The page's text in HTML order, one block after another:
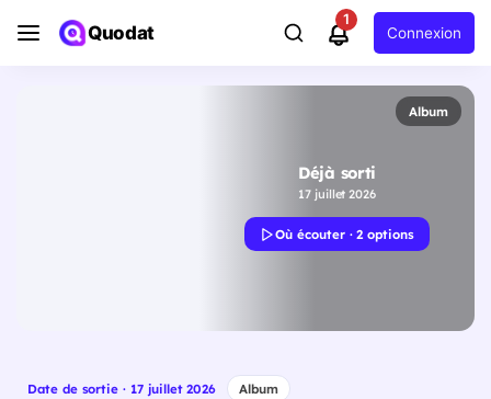
Quodat
1
Connexion
Album
Déjà sorti
17 juillet 2026
Où écouter · 2 options
Date de sortie · 17 juillet 2026 Album